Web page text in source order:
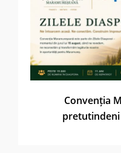
Convenția
pretutindeni